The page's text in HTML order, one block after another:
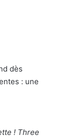
dès
: une
! Three